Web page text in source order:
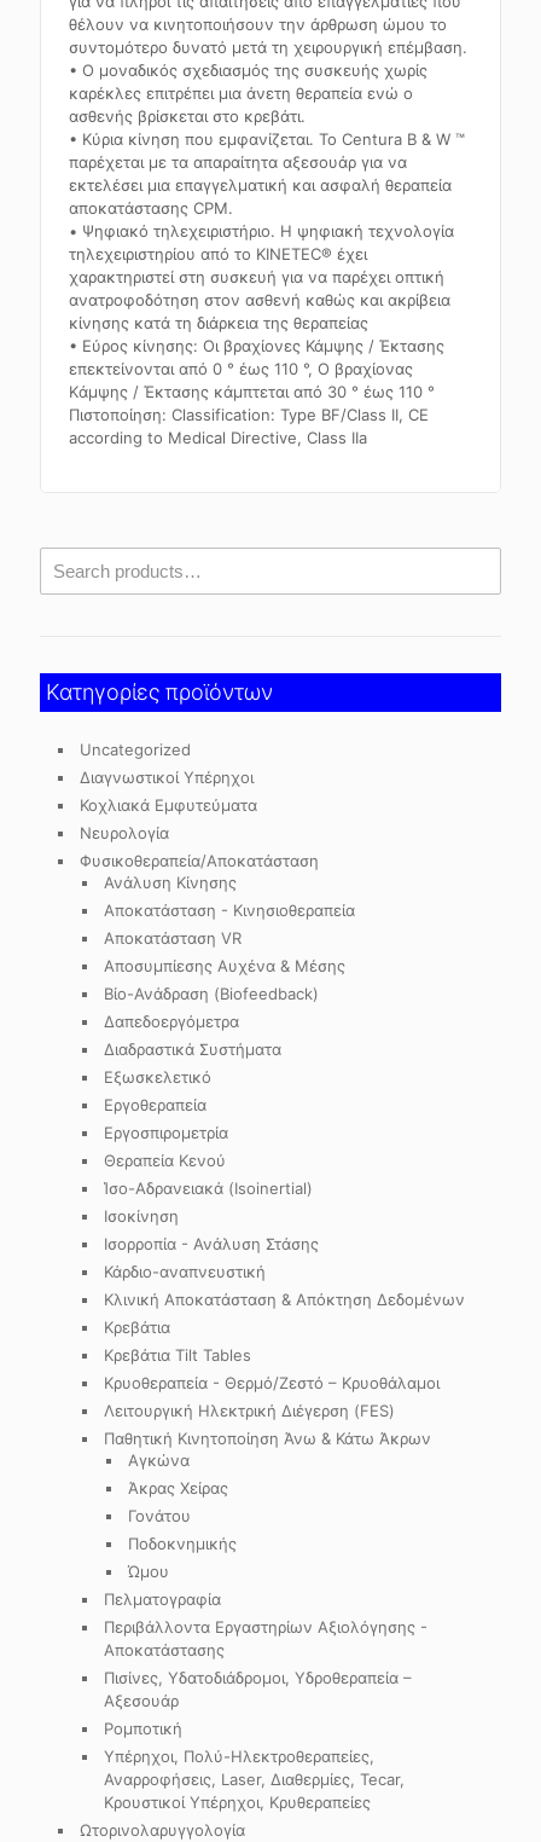
θέλουν να κινητοποιήσουν την άρθρωση ώμου το
συντομότερο δυνατό μετά τη χειρουργική επέμβαση.
• Ο μοναδικός σχεδιασμός της συσκευής χωρίς
καρέκλες επιτρέπει μια άνετη θεραπεία ενώ ο
ασθενής βρίσκεται στο κρεβάτι.
• Κύρια κίνηση που εμφανίζεται. Το Centura B & W ™
παρέχεται με τα απαραίτητα αξεσουάρ για να
εκτελέσει μια επαγγελματική και ασφαλή θεραπεία
αποκατάστασης CPM.
• Ψηφιακό τηλεχειριστήριο. Η ψηφιακή τεχνολογία
τηλεχειριστηρίου από το KINETEC® έχει
χαρακτηριστεί στη συσκευή για να παρέχει οπτική
ανατροφοδότηση στον ασθενή καθώς και ακρίβεια
κίνησης κατά τη διάρκεια της θεραπείας
• Εύρος κίνησης: Οι βραχίονες Κάμψης / Έκτασης
επεκτείνονται από 0 ° έως 110 °, Ο βραχίονας
Kάμψης / Έκτασης κάμπτεται από 30 ° έως 110 °
Πιστοποίηση: Classification: Type BF/Class II, CE
according to Medical Directive, Class IIa
Κατηγορίες προϊόντων
Uncategorized
Διαγνωστικοί Υπέρηχοι
Κοχλιακά Εμφυτεύματα
Νευρολογία
Φυσικοθεραπεία/Αποκατάσταση
Ανάλυση Κίνησης
Αποκατάσταση - Κινησιοθεραπεία
Αποκατάσταση VR
Αποσυμπίεσης Αυχένα & Μέσης
Βίο-Ανάδραση (Biofeedback)
Δαπεδοεργόμετρα
Διαδραστικά Συστήματα
Εξωσκελετικό
Εργοθεραπεία
Εργοσπιρομετρία
Θεραπεία Κενού
Ίσο-Αδρανειακά (Isoinertial)
Ισοκίνηση
Ισορροπία - Ανάλυση Στάσης
Κάρδιο-αναπνευστική
Κλινική Αποκατάσταση & Απόκτηση Δεδομένων
Κρεβάτια
Κρεβάτια Tilt Tables
Κρυοθεραπεία - Θερμό/Ζεστό – Κρυοθάλαμοι
Λειτουργική Ηλεκτρική Διέγερση (FES)
Παθητική Κινητοποίηση Άνω & Κάτω Άκρων
Αγκώνα
Άκρας Χείρας
Γονάτου
Ποδοκνημικής
Ώμου
Πελματογραφία
Περιβάλλοντα Εργαστηρίων Αξιολόγησης -
Αποκατάστασης
Πισίνες, Υδατοδιάδρομοι, Υδροθεραπεία –
Αξεσουάρ
Ρομποτική
Υπέρηχοι, Πολύ-Ηλεκτροθεραπείες,
Αναρροφήσεις, Laser, Διαθερμίες, Tecar,
Κρουστικοί Υπέρηχοι, Κρυθεραπείες
Ωτορινολαρυγγολογία